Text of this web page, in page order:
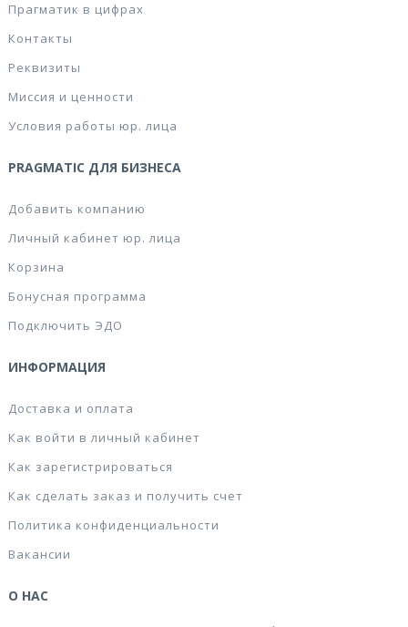
Прагматик в цифрах
Контакты
Реквизиты
Миссия и ценности
Условия работы юр. лица
PRAGMATIC ДЛЯ БИЗНЕСА
Добавить компанию
Личный кабинет юр. лица
Корзина
Бонусная программа
Подключить ЭДО
ИНФОРМАЦИЯ
Доставка и оплата
Как войти в личный кабинет
Как зарегистрироваться
Как сделать заказ и получить счет
Политика конфиденциальности
Вакансии
О НАС